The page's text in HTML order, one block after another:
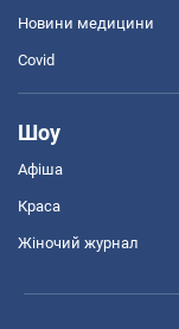
Новини медицини
Covid
Шоу
Афіша
Краса
Жіночий журнал